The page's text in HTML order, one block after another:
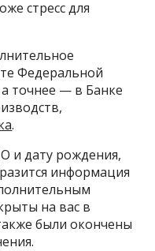
стресс для
Федеральной
точнее — в Банке
.
и дату рождения,
информация
на вас в
были окончены